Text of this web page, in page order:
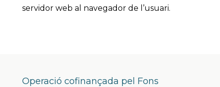
servidor web al navegador de l’usuari.
Operació cofinançada pel Fons